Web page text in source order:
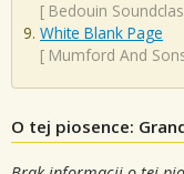
[ Bedouin
White Blank Page
[ Mumford And
O tej piosence: